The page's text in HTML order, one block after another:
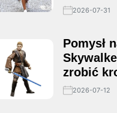
2026-07-31
Pomysł
zrobić
2026-07-12